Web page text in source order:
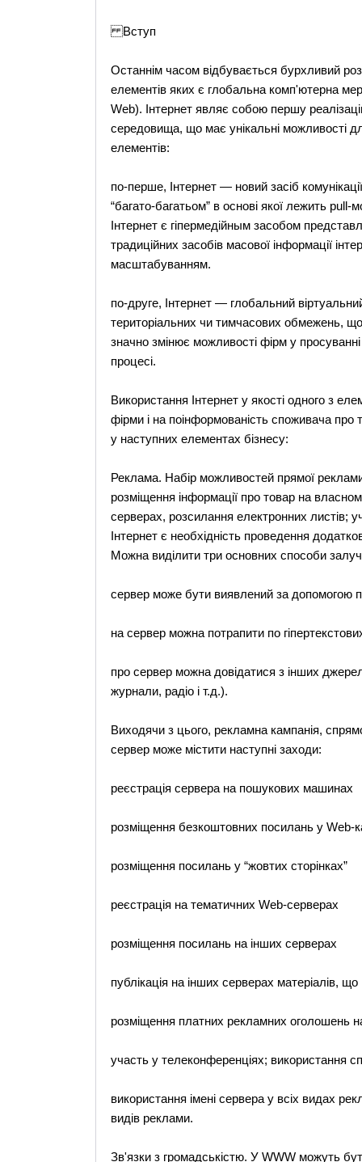
Вступ
Останнім часом відбувається бурхливий
елементів яких є глобальна комп'ютерна
Web). Інтернет являє собою першу
середовища, що має унікальні можливості
елементів:
по-перше, Інтернет — новий засіб
“багато-багатьом” в основі якої лежить
Інтернет є гіпермедійным засобом
традиційних засобів масової інформації
масштабуванням.
по-друге, Інтернет — глобальний
територіальних чи тимчасових обмежень, що
значно змінює можливості фірм у
процесі.
Використання Інтернет у якості одного з
фірми і на поінформованість споживача про
у наступних елементах бізнесу:
Реклама. Набір можливостей прямої реклами
розміщення інформації про товар на
серверах, розсилання електронних листів;
Інтернет є необхідність проведення
Можна виділити три основних способи
сервер може бути виявлений за допомогою
на сервер можна потрапити по
про сервер можна довідатися з інших
журнали, радіо і т.д.).
Виходячи з цього, рекламна кампанія,
сервер може містити наступні заходи:
реєстрація сервера на пошукових машинах
розміщення безкоштовних посилань у Web-
розміщення посилань у “жовтих сторінках”
реєстрація на тематичних Web-серверах
розміщення посилань на інших серверах
публікація на інших серверах матеріалів,
розміщення платних рекламних оголошень
участь у телеконференціях; використання
використання імені сервера у всіх видах
видів реклами.
Зв'язки з громадськістю. У WWW можуть